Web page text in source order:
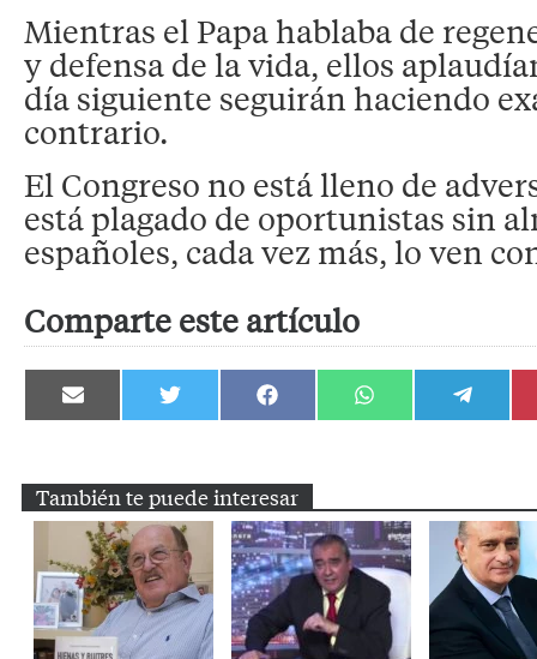
Mientras el Papa hablaba de
y defensa de la vida, ellos
día siguiente seguirán haciendo
contrario.
El Congreso no está lleno de
está plagado de oportunistas sin
españoles, cada vez más, lo ven
Comparte este artículo
Compartir
en
Compartir
en
Compartir
en
Compartir
en
Compartir
en
También te puede interesar